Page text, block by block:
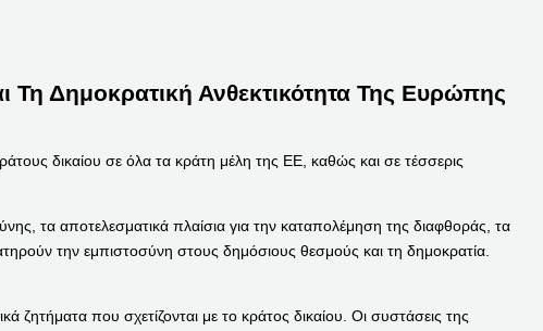
Τη Δημοκρατική Ανθεκτικότητα Της Ευρώπης
δικαίου σε όλα τα κράτη μέλη της ΕΕ, καθώς και σε τέσσερις
τα αποτελεσματικά πλαίσια για την καταπολέμηση της διαφθοράς, τα
την εμπιστοσύνη στους δημόσιους θεσμούς και τη δημοκρατία.
ζητήματα που σχετίζονται με το κράτος δικαίου. Οι συστάσεις της